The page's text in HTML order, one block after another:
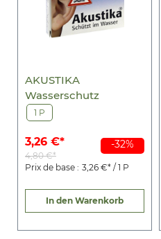
-32%
AKUSTIKA
Wasserschutz
1 P
3,26 €*
4,80 €*
Prix de base : 3,26 €* / 1 P
In den Warenkorb